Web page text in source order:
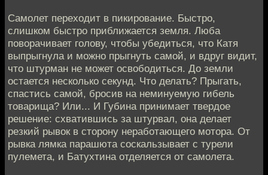
Самолет переходит в пикирование. Быстро,
слишком быстро приближается земля. Люба
поворачивает голову, чтобы убедиться, что Катя
выпрыгнула и можно прыгнуть самой, и вдруг видит,
что штурман не может освободиться. До земли
остается несколько секунд. Что делать? Прыгать,
спастись самой, бросив на неминуемую гибель
товарища? Или... И Губина принимает твердое
решение: схватившись за штурвал, она делает
резкий рывок в сторону неработающего мотора. От
рывка лямка парашюта соскальзывает с турели
пулемета, и Батухтина отделяется от самолета.